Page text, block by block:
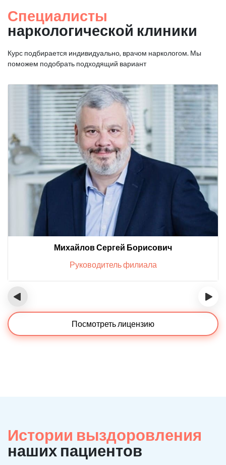
Специалисты
наркологической клиники
Курс подбирается индивидуально, врачом наркологом. Мы
поможем подобрать подходящий вариант
Михайлов Сергей Борисович
Руководитель филиала
‹ ›
Посмотреть лицензию
Истории выздоровления
наших пациентов